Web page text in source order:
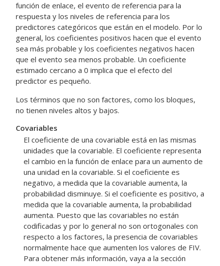
función de enlace, el evento de referencia para la
respuesta y los niveles de referencia para los
predictores categóricos que están en el modelo. Por lo
general, los coeficientes positivos hacen que el evento
sea más probable y los coeficientes negativos hacen
que el evento sea menos probable. Un coeficiente
estimado cercano a 0 implica que el efecto del
predictor es pequeño.
Los términos que no son factores, como los bloques,
no tienen niveles altos y bajos.
Covariables
El coeficiente de una covariable está en las mismas
unidades que la covariable. El coeficiente representa
el cambio en la función de enlace para un aumento de
una unidad en la covariable. Si el coeficiente es
negativo, a medida que la covariable aumenta, la
probabilidad disminuye. Si el coeficiente es positivo, a
medida que la covariable aumenta, la probabilidad
aumenta. Puesto que las covariables no están
codificadas y por lo general no son ortogonales con
respecto a los factores, la presencia de covariables
normalmente hace que aumenten los valores de FIV.
Para obtener más información, vaya a la sección